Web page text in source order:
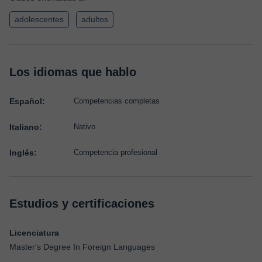
adolescentes adultos
Los idiomas que hablo
Español: Competencias completas
Italiano: Nativo
Inglés: Competencia profesional
Estudios y certificaciones
Licenciatura
Master's Degree In Foreign Languages